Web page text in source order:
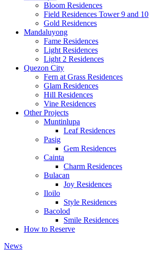
Bloom Residences
Field Residences Tower 9 and 10
Gold Residences
Mandaluyong
Fame Residences
Light Residences
Light 2 Residences
Quezon City
Fern at Grass Residences
Glam Residences
Hill Residences
Vine Residences
Other Projects
Muntinlupa
Leaf Residences
Pasig
Gem Residences
Cainta
Charm Residences
Bulacan
Joy Residences
Iloilo
Style Residences
Bacolod
Smile Residences
How to Reserve
News